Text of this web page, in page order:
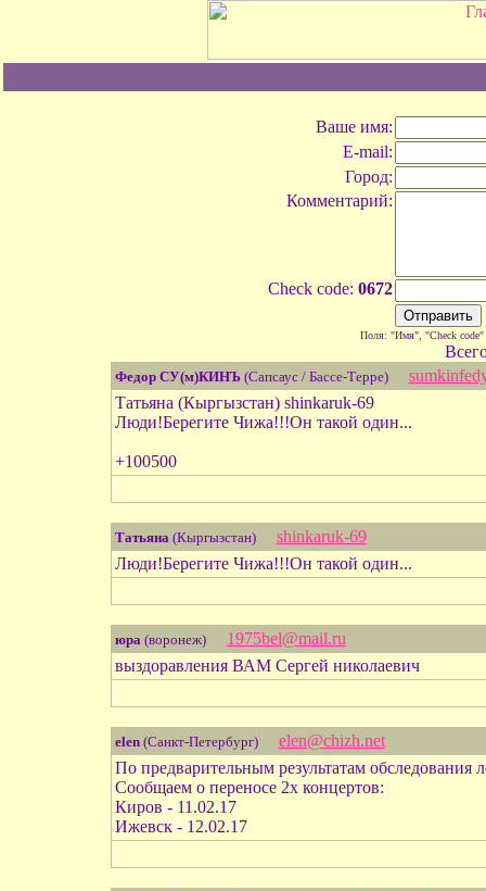
Ваше имя:
E-mail:
Город:
Комментарий:
Check code: 0672
Поля: "Имя", "Check code"
Федор СУ(м)КИНЪ(Сапсаус / Бассе-Терре)
Татьяна (Кыргызстан) shinkaruk-69
Люди!Берегите Чижа!!!Он такой один...
+100500
Татьяна(Кыргызстан)
shinkaruk-69
Люди!Берегите Чижа!!!Он такой один...
юра(воронеж)
1975bel@mail.ru
выздоравления ВАМ Сергей николаевич
elen(Санкт-Петербург)
elen@chizh.net
По предварительным результатам обследования
Сообщаем о переносе 2х концертов:
Киров - 11.02.17
Ижевск - 12.02.17